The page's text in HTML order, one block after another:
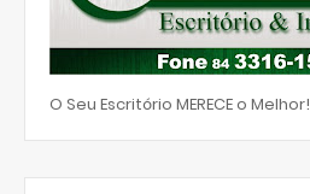
O Seu Escritório MERECE o Melhor!